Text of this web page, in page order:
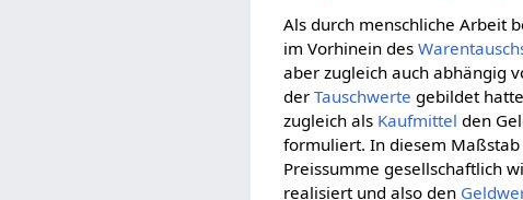
Als durch menschliche Arbeit
im Vorhinein des
aber zugleich auch abhängig
derTauschwerte gebildet
zugleich als Kaufmittel den
formuliert. In diesem
Preissumme gesellschaftlich
realisiert und also den